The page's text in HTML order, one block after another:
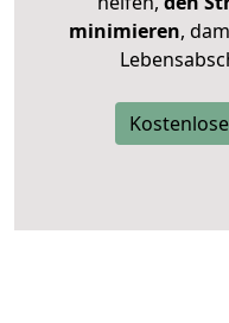
minimieren,